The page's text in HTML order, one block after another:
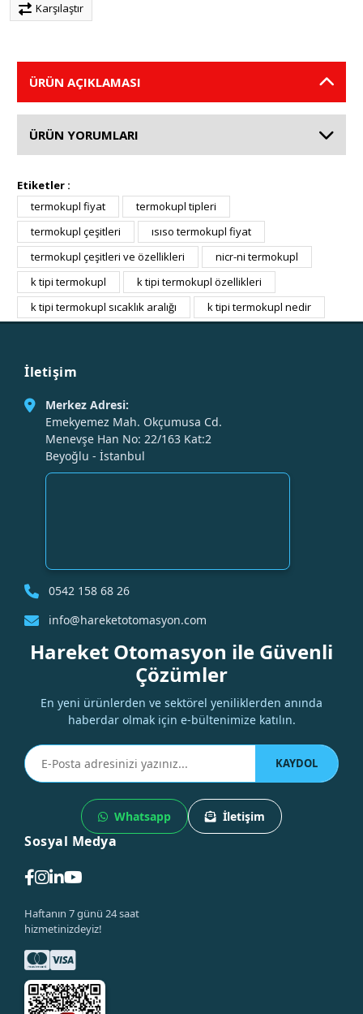
Karşılaştır
ÜRÜN AÇIKLAMASI
ÜRÜN YORUMLARI
Etiketler :
termokupl fiyat
termokupl tipleri
termokupl çeşitleri
ısıso termokupl fiyat
termokupl çeşitleri ve özellikleri
nicr-ni termokupl
k tipi termokupl
k tipi termokupl özellikleri
k tipi termokupl sıcaklık aralığı
k tipi termokupl nedir
İletişim
Merkez Adresi:
Emekyemez Mah. Okçumusa Cd.
Menevşe Han No: 22/163 Kat:2
Beyoğlu - İstanbul
0542 158 68 26
info@hareketotomasyon.com
Hareket Otomasyon ile Güvenli
Çözümler
En yeni ürünlerden ve sektörel yeniliklerden anında
haberdar olmak için e-bültenimize katılın.
KAYDOL
Whatsapp İletişim
Sosyal Medya
Haftanın 7 günü 24 saat
hizmetinizdeyiz!